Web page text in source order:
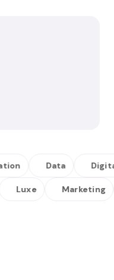
Digital
Luxe Marketing